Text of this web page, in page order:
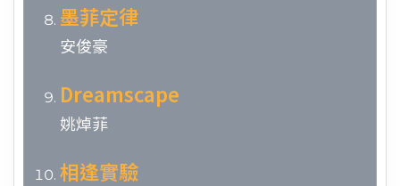
墨菲定律
安俊豪
Dreamscape
姚焯菲
相逢實驗